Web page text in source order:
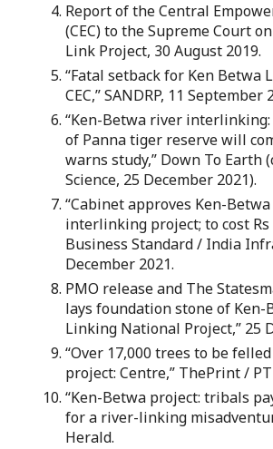
Report of the Central
(CEC) to the Supreme Court
Link Project, 30 August 2019.
“Fatal setback for Ken Betwa
CEC,” SANDRP, 11 September
“Ken-Betwa river
of Panna tiger reserve will
warns study,” Down To Earth
Science, 25 December 2021).
“Cabinet approves Ken-
interlinking project; to cost Rs
Business Standard / India
December 2021.
PMO release and The
lays foundation stone of Ken-
Linking National Project,” 25
“Over 17,000 trees to be
project: Centre,” ThePrint /
“Ken-Betwa project: tribals
for a river-linking
Herald.